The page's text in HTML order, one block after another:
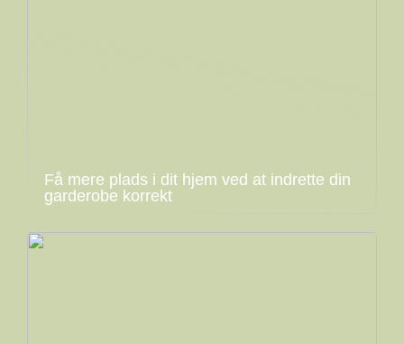
Få mere plads i dit hjem ved at indrette din
garderobe korrekt